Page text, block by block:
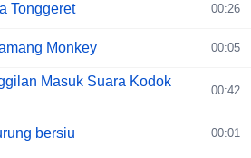
Tonggeret 00:26
Monkey 00:05
Masuk Suara Kodok
00:42
bersiu 00:01